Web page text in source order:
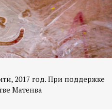
2017 год. При поддержке
Матенва